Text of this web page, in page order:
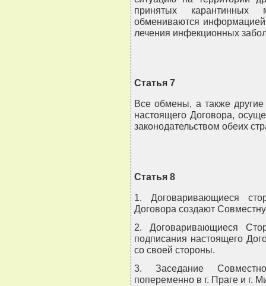
принятых карантинных
обмениваются информацией
лечения инфекционных
Статья 7
Все обмены, а также
настоящего Договора,
законодательством обеих
Статья 8
1. Договаривающиеся
Договора создают
2. Договаривающиеся
подписания настоящего
со своей стороны.
3. Заседание
попеременно в г. Праге и г.